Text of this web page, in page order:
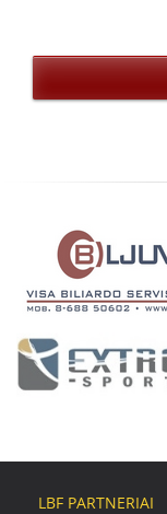
LBF PARTNERIAI